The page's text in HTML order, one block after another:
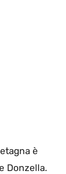
è
Donzella.